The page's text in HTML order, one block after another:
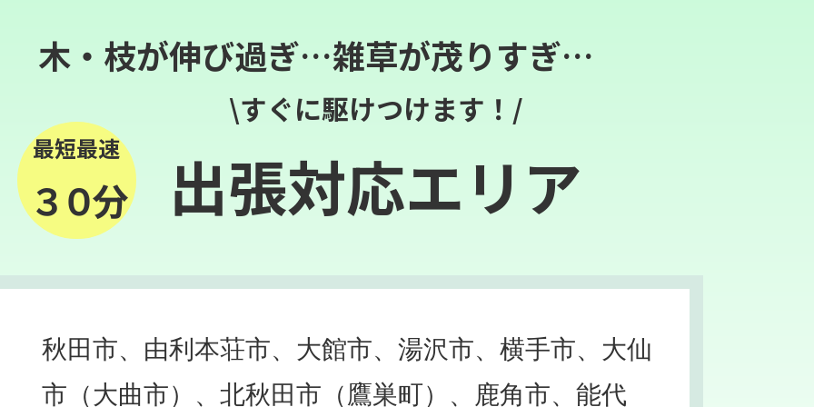
木・枝が伸び過ぎ…雑草が茂りすぎ…
最短最速
３０分
\すぐに駆けつけます！/
出張対応エリア
秋田市、由利本荘市、大館市、湯沢市、横手市、大仙
市（大曲市）、北秋田市（鷹巣町）、鹿角市、能代